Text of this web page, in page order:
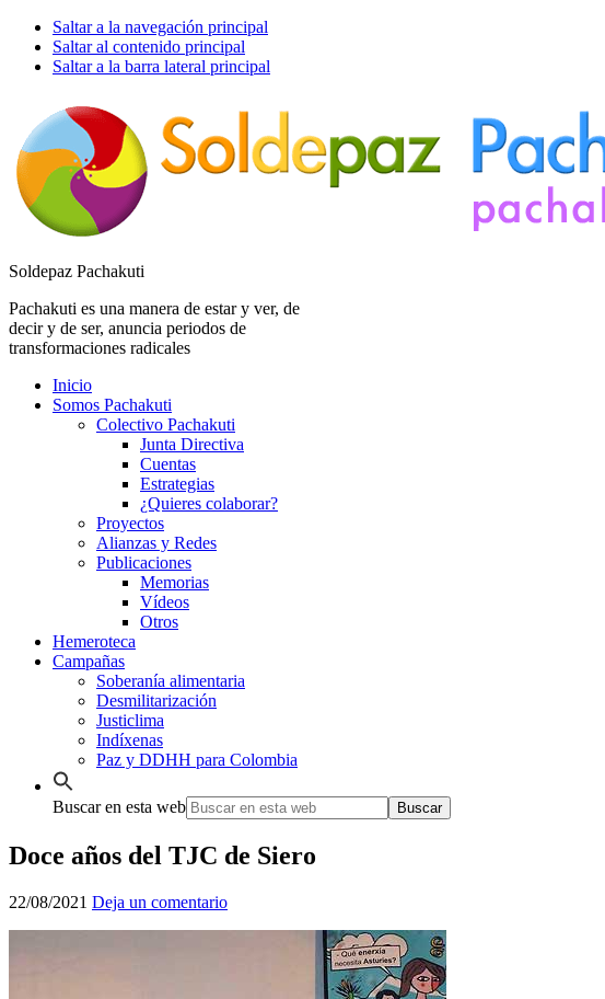
Saltar a la navegación principal
Saltar al contenido principal
Saltar a la barra lateral principal
Soldepaz Pachakuti
Pachakuti es una manera de estar y ver, de
decir y de ser, anuncia periodos de
transformaciones radicales
Inicio
Somos Pachakuti
Colectivo Pachakuti
Junta Directiva
Cuentas
Estrategias
¿Quieres colaborar?
Proyectos
Alianzas y Redes
Publicaciones
Memorias
Vídeos
Otros
Hemeroteca
Campañas
Soberanía alimentaria
Desmilitarización
Justiclima
Indíxenas
Paz y DDHH para Colombia
Buscar en esta web
Doce años del TJC de Siero
22/08/2021 Deja un comentario